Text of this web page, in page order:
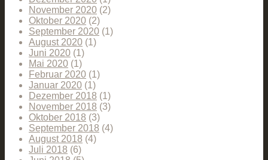
November 2020 (2)
Oktober 2020 (2)
September 2020 (1)
August 2020 (1)
Juni 2020 (1)
Mai 2020 (1)
Februar 2020 (1)
Januar 2020 (1)
Dezember 2018 (1)
November 2018 (3)
Oktober 2018 (3)
September 2018 (4)
August 2018 (4)
Juli 2018 (6)